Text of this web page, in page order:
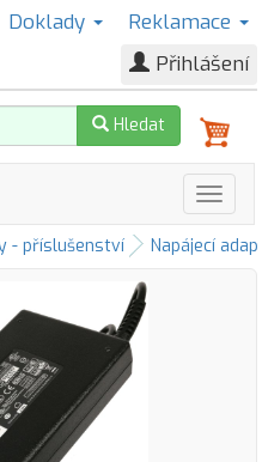
Doklady
Reklamace
Přihlášení
Hledat
- příslušenství Napájecí